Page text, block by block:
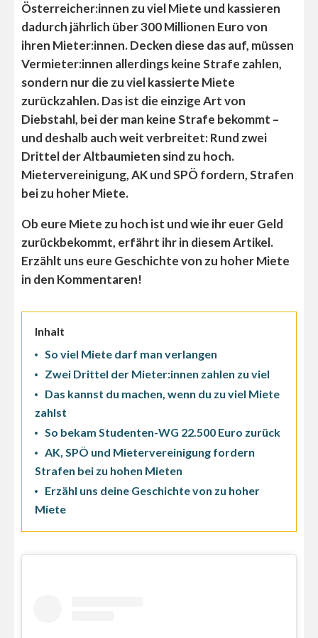
Österreicher:innen zu viel Miete und kassieren
dadurch jährlich über 300 Millionen Euro von
ihren Mieter:innen. Decken diese das auf, müssen
Vermieter:innen allerdings keine Strafe zahlen,
sondern nur die zu viel kassierte Miete
zurückzahlen. Das ist die einzige Art von
Diebstahl, bei der man keine Strafe bekommt –
und deshalb auch weit verbreitet: Rund zwei
Drittel der Altbaumieten sind zu hoch.
Mietervereinigung, AK und SPÖ fordern, Strafen
bei zu hoher Miete.
Ob eure Miete zu hoch ist und wie ihr euer Geld
zurückbekommt, erfährt ihr in diesem Artikel.
Erzählt uns eure Geschichte von zu hoher Miete
in den Kommentaren!
Inhalt
So viel Miete darf man verlangen
Zwei Drittel der Mieter:innen zahlen zu viel
Das kannst du machen, wenn du zu viel Miete
zahlst
So bekam Studenten-WG 22.500 Euro zurück
AK, SPÖ und Mietervereinigung fordern
Strafen bei zu hohen Mieten
Erzähl uns deine Geschichte von zu hoher
Miete